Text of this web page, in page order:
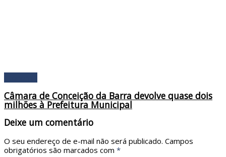
Câmara de Conceição da Barra devolve quase dois
milhões à Prefeitura Municipal
Deixe um comentário
O seu endereço de e-mail não será publicado. Campos
obrigatórios são marcados com *